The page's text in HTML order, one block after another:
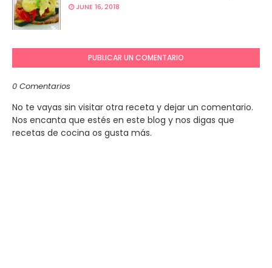
JUNE 16, 2018
PUBLICAR UN COMENTARIO
0 Comentarios
No te vayas sin visitar otra receta y dejar un comentario.
Nos encanta que estés en este blog y nos digas que
recetas de cocina os gusta más.